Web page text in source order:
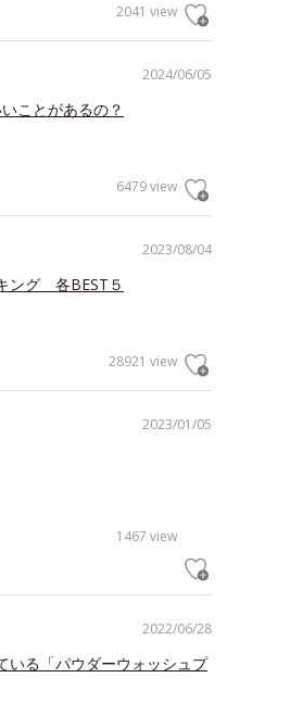
2041 view
2024/06/05
ことがあるの？
6479 view
2023/08/04
ング 各BEST５
28921 view
2023/01/05
1467 view
2022/06/28
いる「パウダーウォッシュプ